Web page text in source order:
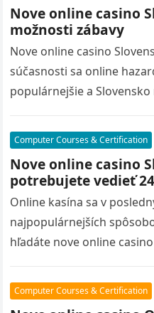
Nove online casino
možnosti zábavy
Nove online casino
súčasnosti sa online
populárnejšie a
Computer Courses & Certification
Nove online casino
potrebujete vedieť
Online kasína sa v
najpopulárnejších
hľadáte nove online
Computer Courses & Certification